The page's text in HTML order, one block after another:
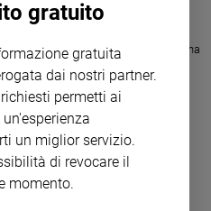
diretta
tempo del metodo ateniese: una
moderne non può che essere
gratuito
gratuita
dai nostri partner.
permetti ai
un miglior servizio.
di revocare il
momento.